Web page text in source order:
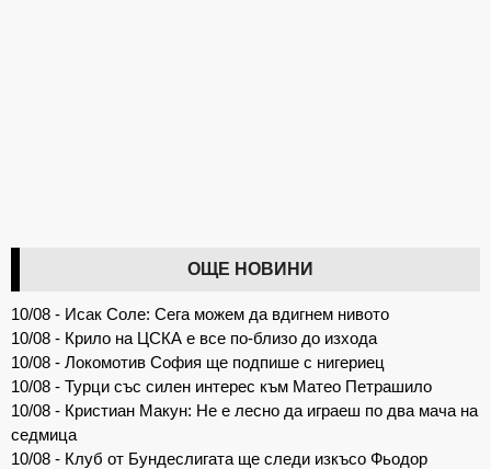
ОЩЕ НОВИНИ
10/08 - Исак Соле: Сега можем да вдигнем нивото
10/08 - Крило на ЦСКА е все по-близо до изхода
10/08 - Локомотив София ще подпише с нигериец
10/08 - Турци със силен интерес към Матео Петрашило
10/08 - Кристиан Макун: Не е лесно да играеш по два мача на
седмица
10/08 - Клуб от Бундеслигата ще следи изкъсо Фьодор